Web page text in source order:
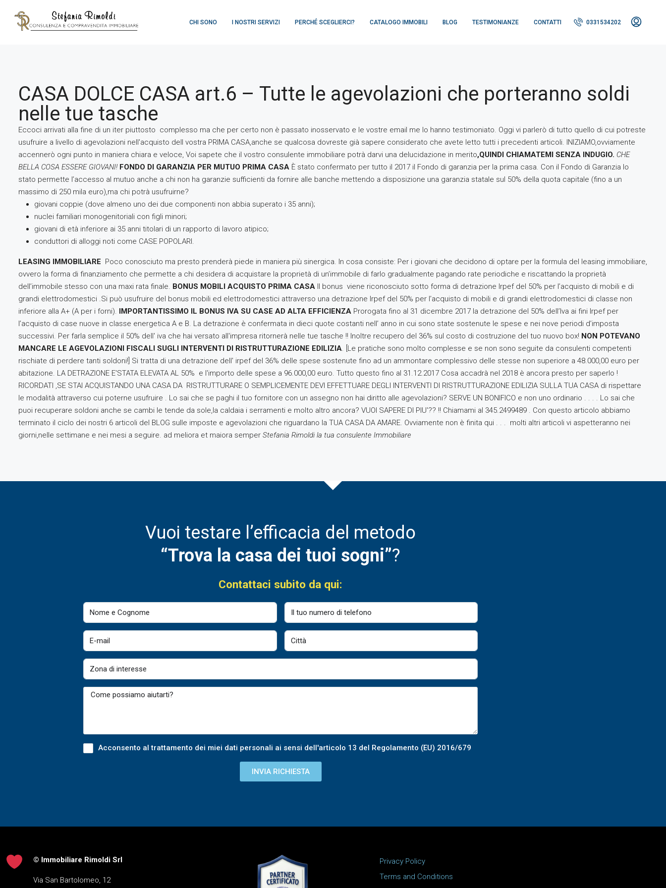
CHI SONO I NOSTRI SERVIZI PERCHÉ SCEGLIERCI? CATALOGO IMMOBILI BLOG TESTIMONIANZE CONTATTI 0331534202
CASA DOLCE CASA art.6 – Tutte le agevolazioni che porteranno soldi
nelle tue tasche
Eccoci arrivati alla fine di un iter piuttosto complesso ma che per certo non è passato inosservato e le vostre email me lo hanno testimoniato. Oggi vi parlerò di tutto quello di cui potreste
usufruire a livello di agevolazioni nell'acquisto dell vostra PRIMA CASA,anche se qualcosa dovreste già sapere considerato che avete letto tutti i precedenti articoli. INIZIAMO,ovviamente
accennerò ogni punto in maniera chiara e veloce, Voi sapete che il vostro consulente immobiliare potrà darvi una delucidazione in merito,QUINDI CHIAMATEMI SENZA INDUGIO. CHE
BELLA COSA ESSERE GIOVANI! FONDO DI GARANZIA PER MUTUO PRIMA CASA È stato confermato per tutto il 2017 il Fondo di garanzia per la prima casa. Con il Fondo di Garanzia lo
stato permette l’accesso al mutuo anche a chi non ha garanzie sufficienti da fornire alle banche mettendo a disposizione una garanzia statale sul 50% della quota capitale (fino a un
massimo di 250 mila euro),ma chi potrà usufruirne?
giovani coppie (dove almeno uno dei due componenti non abbia superato i 35 anni);
nuclei familiari monogenitoriali con figli minori;
giovani di età inferiore ai 35 anni titolari di un rapporto di lavoro atipico;
conduttori di alloggi noti come CASE POPOLARI.
LEASING IMMOBILIARE Poco conosciuto ma presto prenderà piede in maniera più sinergica. In cosa consiste: Per i giovani che decidono di optare per la formula del leasing immobiliare,
ovvero la forma di finanziamento che permette a chi desidera di acquistare la proprietà di un’immobile di farlo gradualmente pagando rate periodiche e riscattando la proprietà
dell’immobile stesso con una maxi rata finale. BONUS MOBILI ACQUISTO PRIMA CASA Il bonus viene riconosciuto sotto forma di detrazione Irpef del 50% per l’acquisto di mobili e di
grandi elettrodomestici .Si può usufruire del bonus mobili ed elettrodomestici attraverso una detrazione Irpef del 50% per l’acquisto di mobili e di grandi elettrodomestici di classe non
inferiore alla A+ (A per i forni). IMPORTANTISSIMO IL BONUS IVA SU CASE AD ALTA EFFICIENZA Prorogata fino al 31 dicembre 2017 la detrazione del 50% dell’Iva ai fini Irpef per
l’acquisto di case nuove in classe energetica A e B. La detrazione è confermata in dieci quote costanti nell’ anno in cui sono state sostenute le spese e nei nove periodi d’imposta
successivi. Per farla semplice il 50% dell' iva che hai versato all'impresa ritornerà nelle tue tasche !! Inoltre recupero del 36% sul costo di costruzione del tuo nuovo box! NON POTEVANO
MANCARE LE AGEVOLAZIONI FISCALI SUGLI INTERVENTI DI RISTRUTTURAZIONE EDILIZIA. [Le pratiche sono molto complesse e se non sono seguite da consulenti competenti
rischiate di perdere tanti soldoni!] Si tratta di una detrazione dell' irpef del 36% delle spese sostenute fino ad un ammontare complessivo delle stesse non superiore a 48.000,00 euro per
abitazione. LA DETRAZIONE E'STATA ELEVATA AL 50% e l'importo delle spese a 96.000,00 euro. Tutto questo fino al 31.12.2017 Cosa accadrà nel 2018 è ancora presto per saperlo !
RICORDATI ,SE STAI ACQUISTANDO UNA CASA DA RISTRUTTURARE O SEMPLICEMENTE DEVI EFFETTUARE DEGLI INTERVENTI DI RISTRUTTURAZIONE EDILIZIA SULLA TUA CASA di rispettare
le modalità attraverso cui poterne usufruire . Lo sai che se paghi il tuo fornitore con un assegno non hai diritto alle agevolazioni? SERVE UN BONIFICO e non uno ordinario . . . . Lo sai che
puoi recuperare soldoni anche se cambi le tende da sole,la caldaia i serramenti e molto altro ancora? VUOI SAPERE DI PIU'?? !! Chiamami al 345.2499489 . Con questo articolo abbiamo
terminato il ciclo dei nostri 6 articoli del BLOG sulle imposte e agevolazioni che riguardano la TUA CASA DA AMARE. Ovviamente non è finita qui . . . molti altri articoli vi aspetteranno nei
giorni,nelle settimane e nei mesi a seguire. ad meliora et maiora semper Stefania Rimoldi la tua consulente Immobiliare
Vuoi testare l’efficacia del metodo
“Trova la casa dei tuoi sogni”?
Contattaci subito da qui:
Acconsento al trattamento dei miei dati personali ai sensi dell'articolo 13 del Regolamento (EU) 2016/679
INVIA RICHIESTA
© Immobiliare Rimoldi Srl
Via San Bartolomeo, 12
Privacy Policy
Terms and Conditions